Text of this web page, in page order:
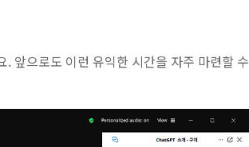
앞으로도 이런 유익한 시간을 자주 마련할 수